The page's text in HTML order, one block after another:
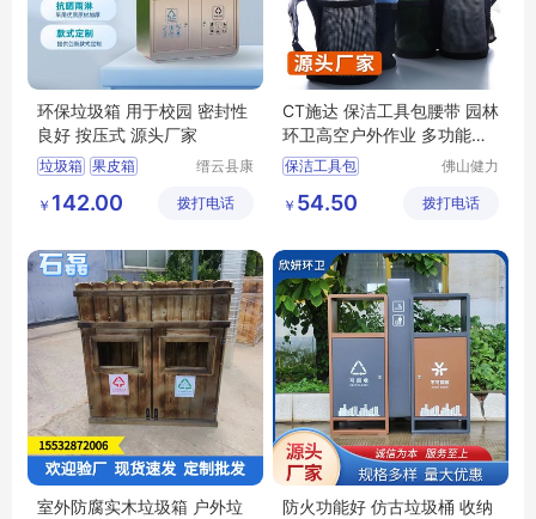
环保垃圾箱 用于校园 密封性
良好 按压式 源头厂家
垃圾箱 果皮箱
分类垃圾箱
缙云县康
备有限公
￥ 142.00 拨打电话
CT施达 保洁工具包腰带 园林
环卫高空户外作业 多功能维
修清洁帆布包
保洁工具包
户外作业包
佛山健力
有限公司
￥ 54.50 拨打电话
室外防腐实木垃圾箱 户外垃
防火功能好 仿古垃圾桶 收纳